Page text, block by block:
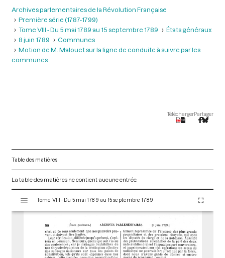
Archives parlementaires de la Révolution Française
Première série (1787-1799)
Tome VIII - Du 5 mai 1789 au 15 septembre 1789
États généraux
8 juin 1789
Communes
Motion de M. Malouet sur la ligne de conduite à suivre par les
communes
TéléchargerPartager
Table des matières
La table des matières ne contient aucune entrée.
s
Tome VIII - Du 5 mai 1789 au 15 septembre 1789